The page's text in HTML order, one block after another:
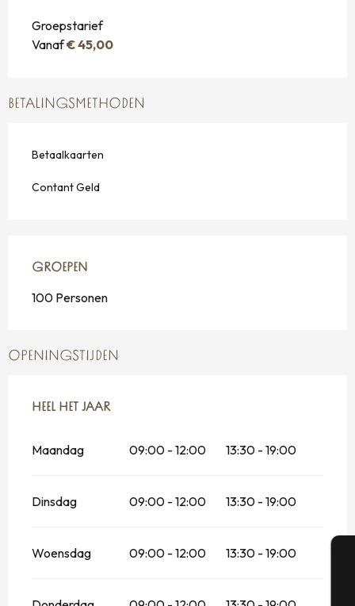
Groepstarief
Vanaf€ 45,00
BETALINGSMETHODEN
Betaalkaarten
Contant Geld
GROEPEN
GROEPEN
100 Personen
OPENINGSTIJDEN
HEEL HET JAAR
HEEL HET JAAR
Maandag 09:00 - 12:00 13:30 - 19:00
Dinsdag 09:00 - 12:00 13:30 - 19:00
Woensdag 09:00 - 12:00 13:30 - 19:00